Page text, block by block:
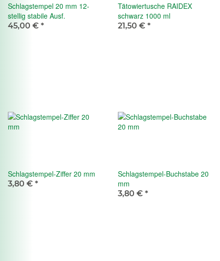
Schlagstempel 20 mm 12-
stellig stabile Ausf.
45,00 € *
Tätowiertusche RAIDEX
schwarz 1000 ml
21,50 € *
Schlagstempel-Ziffer 20 mm
3,80 € *
Schlagstempel-Buchstabe 20
mm
3,80 € *